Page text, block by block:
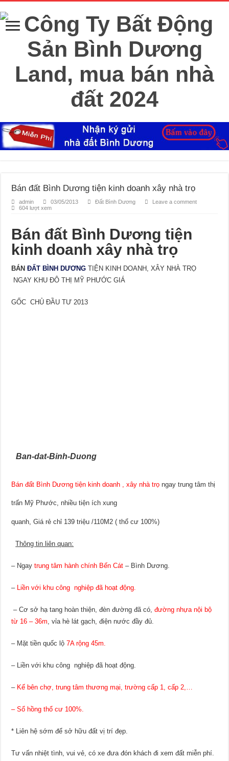
Bán đất Bình Dương tiện kinh doanh xây nhà trọ
admin 03/05/2013 Đất Bình Dương
Leave a comment
604 lượt xem
Bán đất Bình Dương tiện
kinh doanh xây nhà trọ
BÁNĐẤT BÌNH DƯƠNG TIỆN KINH DOANH, XÂY NHÀ TRỌ
NGAY KHU ĐÔ THỊ MỸ PHƯỚC GIÁ
GỐC CHỦ ĐẦU TƯ 2013
Ban-dat-Binh-Duong
Bán đất Bình Dương tiện kinh doanh , xây nhà trọ ngay trung tâm thị
trấn Mỹ Phước, nhiều tiện ích xung
quanh, Giá rẻ chỉ 139 triệu /110M2 ( thổ cư 100%)
Thông tin liên quan:
– Ngaytrung tâm hành chính Bến Cát – Bình Dương.
– Liền với khu công nghiệp đã hoạt động.
– Cơ sở hạ tang hoàn thiện, đèn đường đã có,đường nhựa nội bộ
từ 16 – 36m, vỉa hè lát gạch, điện nước đầy đủ.
– Mặt tiền quốc lộ 7A rộng 45m.
– Liền với khu công nghiệp đã hoạt động.
– Kế bên chợ, trung tâm thương mại, trường cấp 1, cấp 2,…
– Sổ hồng thổ cư 100%.
* Liên hệ sớm để sở hữu đất vị trí đẹp.
Tư vấn nhiệt tình, vui vẻ, có xe đưa đón khách đi xem đất miễn phí.